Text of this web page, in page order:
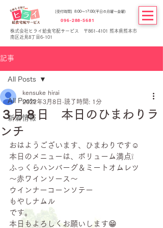
[受付時間] 8:00～17:00(平日の月曜～金曜)
096-288-5681
株式会社ヒライ給食宅配サービス 〒861-4101 熊本県熊本市
南区近見8丁目6-101
記事
All Posts
新着情報
All Posts
３月８日 本日のひまわりラ
ンチ
kensuke hirai
2022年3月8日 読了時間: 1分
おはようございます、ひまわりです☺
本日のメニューは、ボリューム満点❕
ふっくらハンバーグ＆ミートオムレツ
～赤ワインソース～
ウインナーコーンソテー
もやしナムル
です。
本日もよろしくお願いします😁